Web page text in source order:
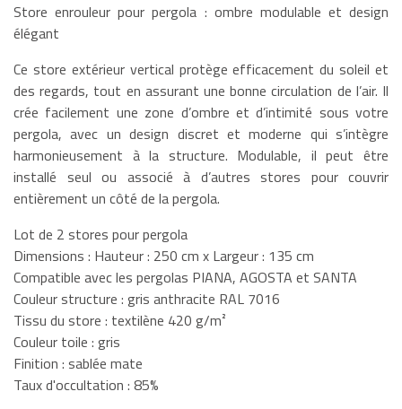
Store enrouleur pour pergola : ombre modulable et design
élégant
Ce store extérieur vertical protège efficacement du soleil et
des regards, tout en assurant une bonne circulation de l’air. Il
crée facilement une zone d’ombre et d’intimité sous votre
pergola, avec un design discret et moderne qui s’intègre
harmonieusement à la structure. Modulable, il peut être
installé seul ou associé à d’autres stores pour couvrir
entièrement un côté de la pergola.
Lot de 2 stores pour pergola
Dimensions : Hauteur : 250 cm x Largeur : 135 cm
Compatible avec les pergolas PIANA, AGOSTA et SANTA
Couleur structure : gris anthracite RAL 7016
Tissu du store : textilène 420 g/m²
Couleur toile : gris
Finition : sablée mate
Taux d'occultation : 85%